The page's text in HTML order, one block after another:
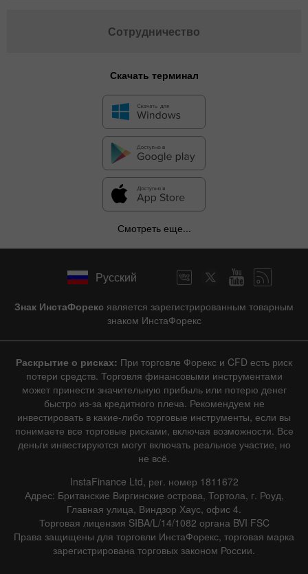
Сотрудничество
Скачать терминал
Смотреть еще...
Русский
Знак ИнстаФорекс является зарегистрированным товарным
знаком ИнстаФорекс
Раскрытие о рисках: При торговле Форекс и CFD есть риск
потери средств. Торговля финансовыми инструментами
может принести значительную прибыль или потерю денег
быстро из-за кредитного плеча. Рекомендуем не
инвестировать в какие-либо торговые инструменты, если вы
понимаете все торговые рисками, включая возможности. Все
деньги инвестируются могут включать реальное участие, но
не всё.
InstaFinance Ltd, рег. номер 1811672
Адрес: Британские Виргинские острова, Тортола, г. Роуд,
Главная улица, Виндзор Хаус, офис 4.
Торговая лицензия SIBA/L/14/1082 органа BVI FSC
Права защищены для торговли ИнстаФорекс, торговая марка
зарегистрирована торговых законом России.